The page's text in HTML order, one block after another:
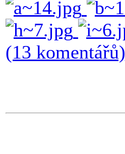
(13 komentářů)